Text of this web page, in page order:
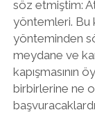
söz etmiştim:
yöntemleri. Bu
yönteminden
meydane ve
kapışmasının
birbirlerine ne